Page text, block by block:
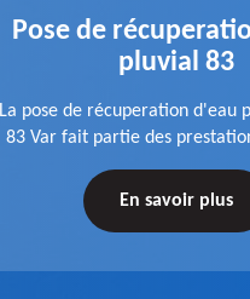
Pose de
pluvial 83
La pose de récuperation d'eau
83 Var fait partie des
récupérateur d'eauEn savoir plus